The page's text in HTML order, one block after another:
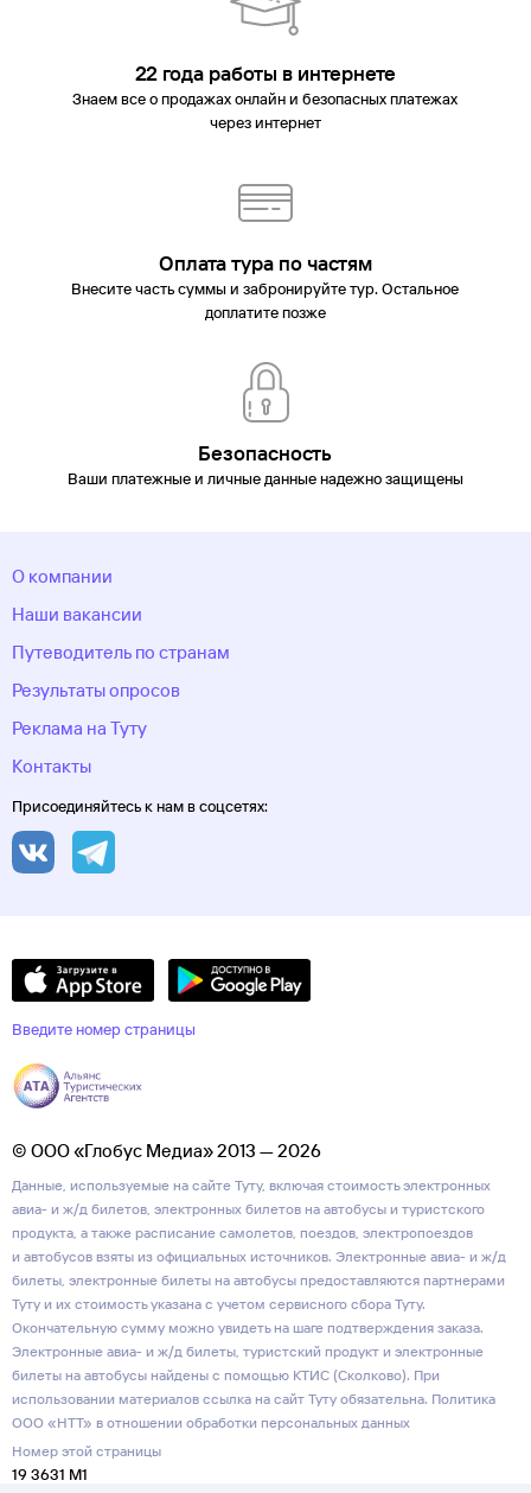
22 года работы в интернете
Знаем все о продажах онлайн и безопасных платежах
через интернет
Оплата тура по частям
Внесите часть суммы и забронируйте тур. Остальное
доплатите позже
Безопасность
Ваши платежные и личные данные надежно защищены
О компании
Наши вакансии
Путеводитель по странам
Результаты опросов
Реклама на Туту
Контакты
Присоединяйтесь к нам в соцсетях:
Введите номер страницы
© ООО «Глобус Медиа» 2013 — 2026
Данные, используемые на сайте Туту, включая стоимость электронных
авиа- и ж/д билетов, электронных билетов на автобусы и туристского
продукта, а также расписание самолетов, поездов, электропоездов
и автобусов взяты из официальных источников. Электронные авиа- и ж/д
билеты, электронные билеты на автобусы предоставляются партнерами
Туту и их стоимость указана с учетом сервисного сбора Туту.
Окончательную сумму можно увидеть на шаге подтверждения заказа.
Электронные авиа- и ж/д билеты, туристский продукт и электронные
билеты на автобусы найдены с помощью КТИС (Сколково). При
использовании материалов ссылка на сайт Туту обязательна. Политика
ООО «НТТ» в отношении обработки персональных данных
Номер этой страницы
19 3631 M1